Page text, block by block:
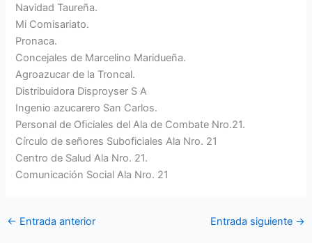
Navidad Taureña.
Mi Comisariato.
Pronaca.
Concejales de Marcelino Maridueña.
Agroazucar de la Troncal.
Distribuidora Disproyser S A
Ingenio azucarero San Carlos.
Personal de Oficiales del Ala de Combate Nro.21.
Círculo de señores Suboficiales Ala Nro. 21
Centro de Salud Ala Nro. 21.
Comunicación Social Ala Nro. 21
← Entrada anterior Entrada siguiente →